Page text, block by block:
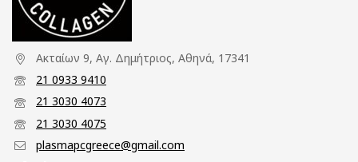
Ακταίων 9, Αγ. Δημήτριος, Αθηνά, 17341
21 0933 9410
21 3030 4073
21 3030 4075
plasmapcgreece@gmail.com